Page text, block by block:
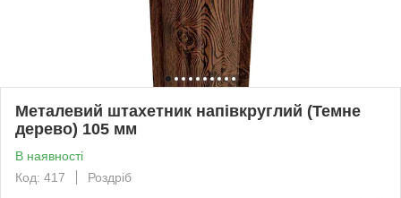
Металевий штахетник напівкруглий (Темне
дерево) 105 мм
В наявності
Код: 417
Роздріб